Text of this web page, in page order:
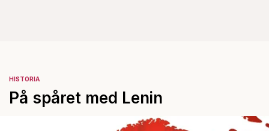
HISTORIA
På spåret med Lenin